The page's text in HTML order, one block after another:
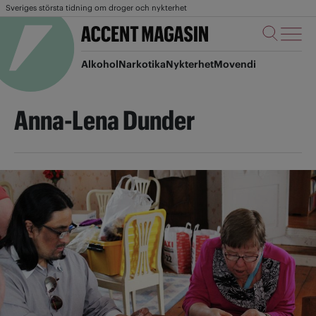
Sveriges största tidning om droger och nykterhet
AlkoholNarkotikaNykterhetMovendi
Anna-Lena Dunder